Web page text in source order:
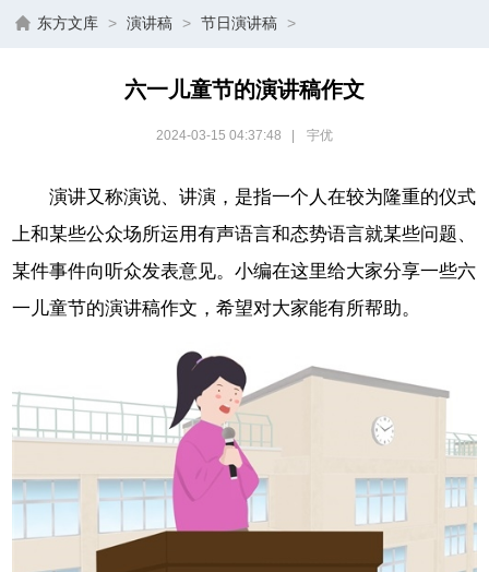
东方文库 > 演讲稿 > 节日演讲稿 >
六一儿童节的演讲稿作文
2024-03-15 04:37:48 宇优
演讲又称演说、讲演，是指一个人在较为隆重的仪式
上和某些公众场所运用有声语言和态势语言就某些问题、
某件事件向听众发表意见。小编在这里给大家分享一些六
一儿童节的演讲稿作文，希望对大家能有所帮助。